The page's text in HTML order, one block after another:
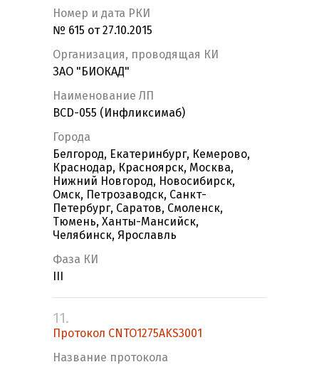
Номер и дата РКИ
№ 615 от 27.10.2015
Организация, проводящая КИ
ЗАО "БИОКАД"
Наименование ЛП
BCD-055 (Инфликсимаб)
Города
Белгород, Екатеринбург, Кемерово,
Краснодар, Красноярск, Москва,
Нижний Новгород, Новосибирск,
Омск, Петрозаводск, Санкт-
Петербург, Саратов, Смоленск,
Тюмень, Ханты-Мансийск,
Челябинск, Ярославль
Фаза КИ
11.
Протокол CNTO1275AKS3001
Название протокола